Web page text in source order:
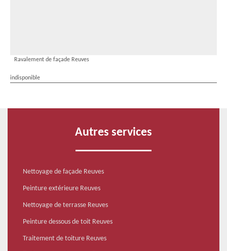
Ravalement de façade Reuves
indisponible
Autres services
Nettoyage de façade Reuves
Peinture extérieure Reuves
Nettoyage de terrasse Reuves
Peinture dessous de toit Reuves
Traitement de toiture Reuves